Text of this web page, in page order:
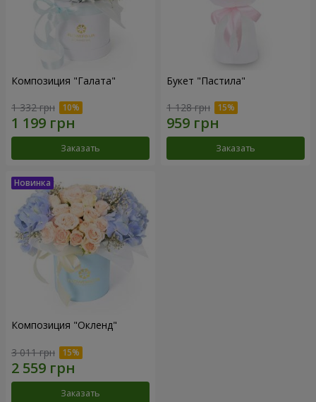
Композиция "Галата"
1 332 грн
Заказать
Букет "Пастила"
1 128 грн
Заказать
Композиция "Окленд"
3 011 грн
Заказать